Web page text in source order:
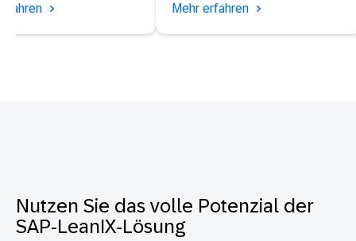
Mehr erfahren
Nutzen Sie das volle Potenzial der
SAP-LeanIX-Lösung